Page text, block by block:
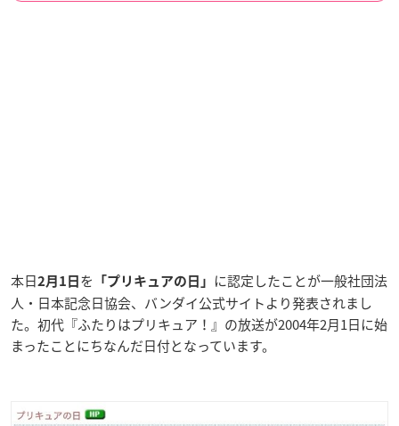
本日2月1日 を 「プリキュアの日」
に認定したことが一般社団法
人・日本記念日協会、バンダイ公式サイトより発表されまし
た。初代『ふたりはプリキュア！』の放送が2004年2月1日に始
まったことにちなんだ日付となっています。